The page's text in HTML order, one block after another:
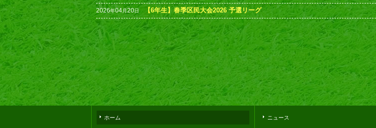
2026年04月20日 【6年生】春季区民大会2026 予選リーグ
ホーム ニュース